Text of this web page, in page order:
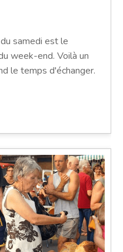
samedi est le
week-end. Voilà un
le temps d'échanger.